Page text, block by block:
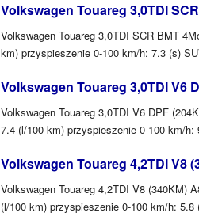
Volkswagen Touareg 3,0TDI
Volkswagen Touareg 3,0TDI SCR BMT
km) przyspieszenie 0-100 km/h: 7.3 (s)
Volkswagen Touareg 3,0TDI V6
Volkswagen Touareg 3,0TDI V6 DPF
7.4 (l/100 km) przyspieszenie 0-100 km/h:
Volkswagen Touareg 4,2TDI V8
Volkswagen Touareg 4,2TDI V8 (340KM)
(l/100 km) przyspieszenie 0-100 km/h: 5.8